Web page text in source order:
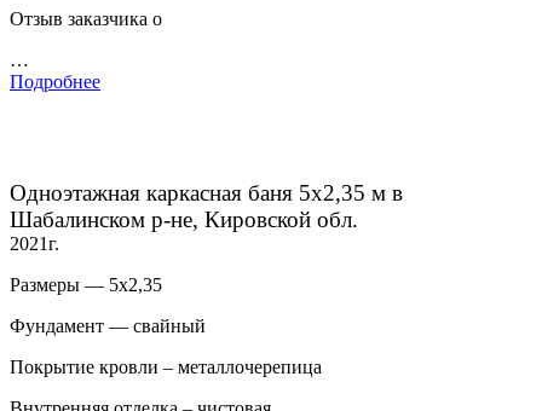
Отзыв заказчика о
…
Подробнее
Одноэтажная каркасная баня 5х2,35 м в
Шабалинском р-не, Кировской обл.
2021г.
Размеры — 5х2,35
Фундамент — свайный
Покрытие кровли – металлочерепица